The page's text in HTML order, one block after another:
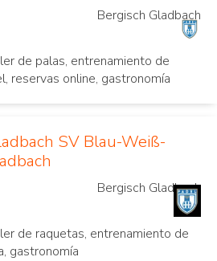
Bergisch Gladbach
de palas, entrenamiento de
reservas online, gastronomía
SV Blau-Weiß-
Bergisch Gladbach
de raquetas, entrenamiento de
gastronomía